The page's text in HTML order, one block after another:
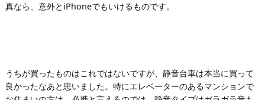
真なら、意外とiPhoneでもいけるものです。
うちが買ったものはこれではないですが、静音台車は本当に買って
良かったなあと思いました。特にエレベーターのあるマンションで